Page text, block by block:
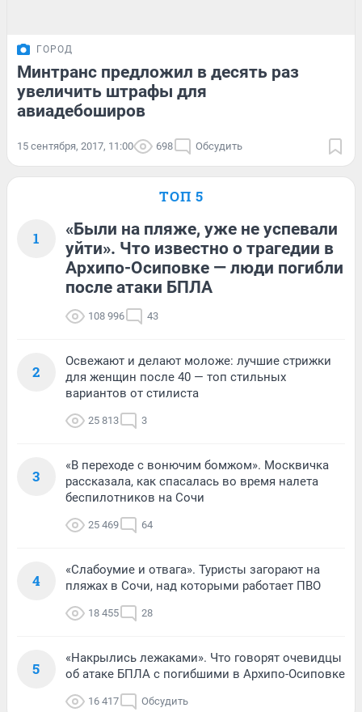
ГОРОД
Минтранс предложил в десять раз
увеличить штрафы для
авиадебоширов
15 сентября, 2017, 11:00 698 Обсудить
ТОП 5
1
«Были на пляже, уже не успевали
уйти». Что известно о трагедии в
Архипо-Осиповке — люди погибли
после атаки БПЛА
108 996 43
2
Освежают и делают моложе: лучшие стрижки
для женщин после 40 — топ стильных
вариантов от стилиста
25 813 3
3
«В переходе с вонючим бомжом». Москвичка
рассказала, как спасалась во время налета
беспилотников на Сочи
25 469 64
4
«Слабоумие и отвага». Туристы загорают на
пляжах в Сочи, над которыми работает ПВО
18 455 28
5
«Накрылись лежаками». Что говорят очевидцы
об атаке БПЛА с погибшими в Архипо-Осиповке
16 417 Обсудить